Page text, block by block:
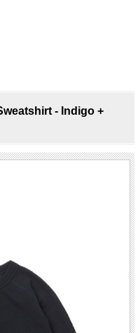
- Indigo +